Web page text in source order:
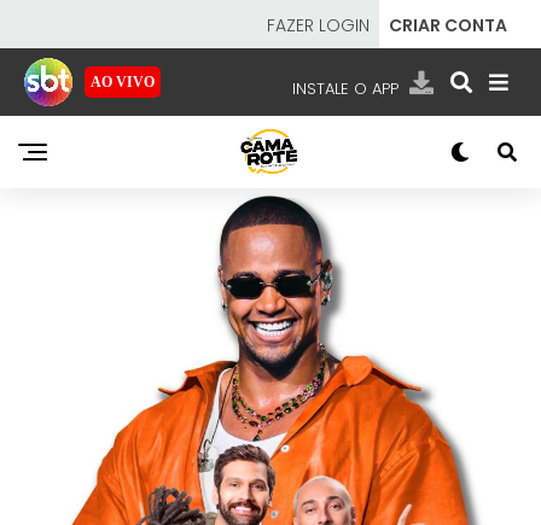
FAZER LOGIN CRIAR CONTA
AO VIVO INSTALE O APP
EMISSORAS
- SISTEMA BRASILEIRO DE TELEVISÃO